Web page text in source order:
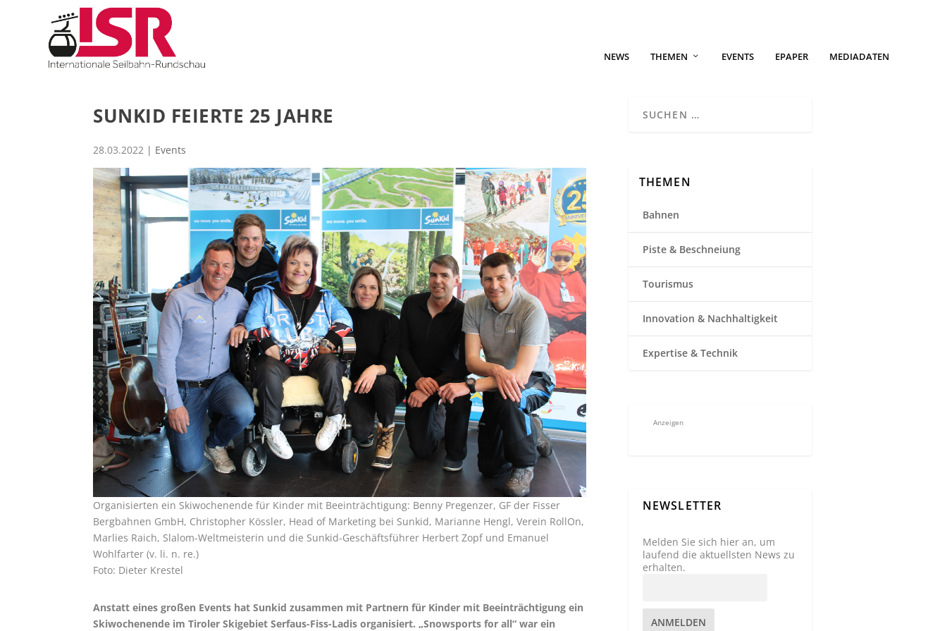
NEWS THEMEN EVENTS EPAPER MEDIADATEN
SUNKID FEIERTE 25 JAHRE
28.03.2022 | Events
Organisierten ein Skiwochenende für Kinder mit Beeinträchtigung: Benny Pregenzer, GF der Fisser
Bergbahnen GmbH, Christopher Kössler, Head of Marketing bei Sunkid, Marianne Hengl, Verein RollOn,
Marlies Raich, Slalom-Weltmeisterin und die Sunkid-Geschäftsführer Herbert Zopf und Emanuel
Wohlfarter (v. li. n. re.)
Foto: Dieter Krestel
Anstatt eines großen Events hat Sunkid zusammen mit Partnern für Kinder mit Beeinträchtigung ein
Skiwochenende im Tiroler Skigebiet Serfaus-Fiss-Ladis organisiert. „Snowsports for all“ war ein
THEMEN
Bahnen
Piste & Beschneiung
Tourismus
Innovation & Nachhaltigkeit
Expertise & Technik
Anzeigen
NEWSLETTER
Melden Sie sich hier an, um
laufend die aktuellsten News zu
erhalten.
ANMELDEN